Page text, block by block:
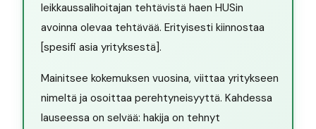
leikkaussalihoitajan tehtävistä haen HUSin
avoinna olevaa tehtävää. Erityisesti kiinnostaa
[spesifi asia yrityksestä].
Mainitsee kokemuksen vuosina, viittaa yritykseen
nimeltä ja osoittaa perehtyneisyyttä. Kahdessa
lauseessa on selvää: hakija on tehnyt